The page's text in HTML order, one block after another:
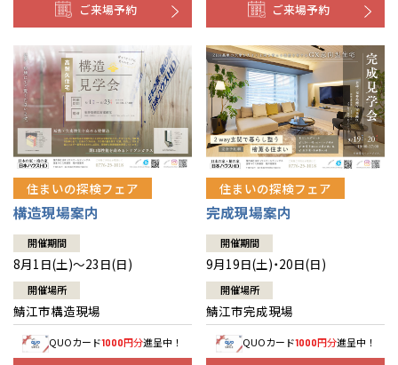
ご来場予約 ご来場予約
住まいの探検フェア
構造現場案内
開催期間
8月1日(土)～23日(日)
開催場所
鯖江市構造現場
QUOカード1000円分進呈中！
住まいの探検フェア
完成現場案内
開催期間
9月19日(土)・20日(日)
開催場所
鯖江市完成現場
QUOカード1000円分進呈中！